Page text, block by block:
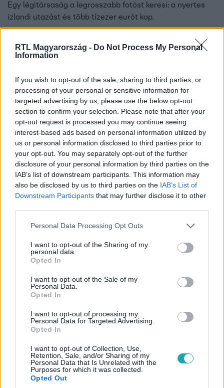
RTL Magyarország - Do Not Process My Personal
Information
If you wish to opt-out of the sale, sharing to third parties, or
processing of your personal or sensitive information for
targeted advertising by us, please use the below opt-out
section to confirm your selection. Please note that after your
opt-out request is processed you may continue seeing
interest-based ads based on personal information utilized by
us or personal information disclosed to third parties prior to
your opt-out. You may separately opt-out of the further
disclosure of your personal information by third parties on the
IAB’s list of downstream participants. This information may
also be disclosed by us to third parties on the IAB’s List of
Downstream Participants that may further disclose it to other
Please note that this website/app uses one or more Google
not limited to your visit or usage behaviour. You may click to
grant or deny consent to Google and its third-party tags to
use your data for below specified purposes in below Google
consent section.
Personal Data Processing Opt Outs
I want to opt-out of the Sharing of my
personal data.
Opted In
I want to opt-out of the Sale of my
Personal Data.
Opted In
I want to opt-out of processing my
Personal Data for Targeted Advertising.
Opted In
I want to opt-out of Collection, Use,
Retention, Sale, and/or Sharing of my
Personal Data that Is Unrelated with the
Purposes for which it was collected.
Opted Out
Egy légitársaság a legrosszabb fotóst keresi: a nyertes
izlandi utazást és több tízezer eurót kap.
2026. április 5. 19:00
Locsolkodás 2026: ezekkel a versekkel garantált a
nevetés
verseket, amik garantáltan megmentik a kínos csendet,
Életmód